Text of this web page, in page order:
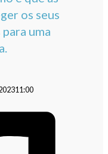
os seus
uma
11:00